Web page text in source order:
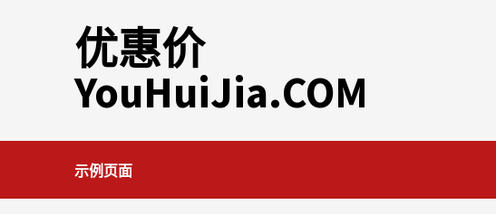
优惠价
YouHuiJia.COM
示例页面